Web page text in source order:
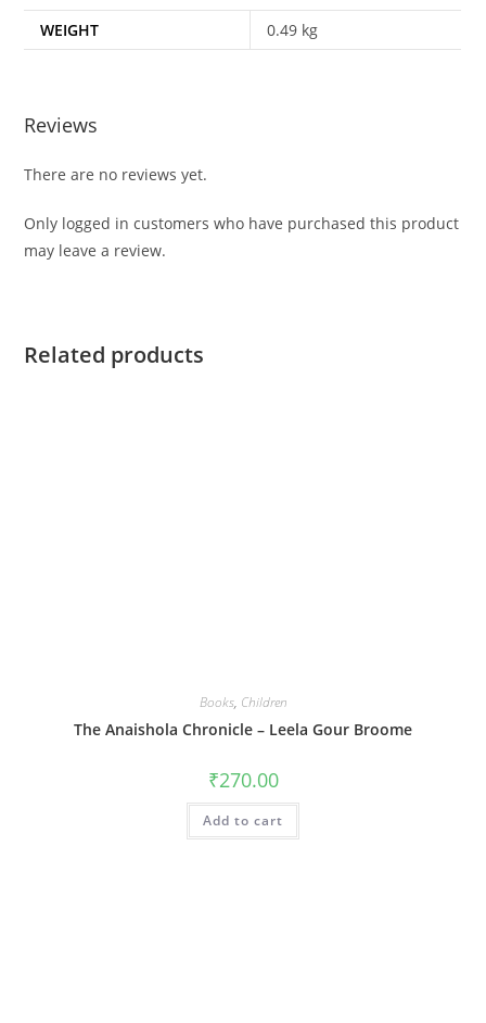
WEIGHT 0.49 kg
Reviews
There are no reviews yet.
Only logged in customers who have purchased this product
may leave a review.
Related products
Books, Children
The Anaishola Chronicle – Leela Gour Broome
₹270.00
Add to cart